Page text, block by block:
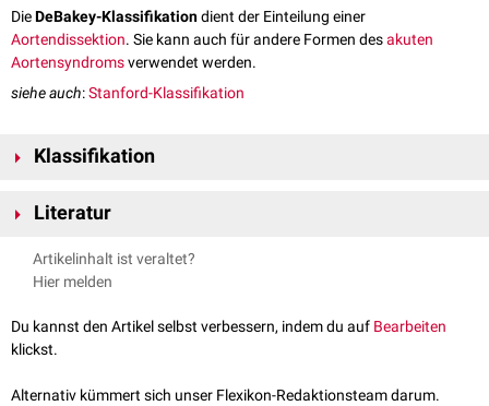
DieDeBakey-Klassifikationdient der Einteilung einer
Aortendissektion. Sie kann auch für andere Formen desakuten
Aortensyndromsverwendet werden.
siehe auch:Stanford-Klassifikation
Klassifikation
Stanford A.
Typ III: nur Aorta descendens nach Abgang der linken
subclaviabetroffen. Entspricht Stanford B.
Literatur
DeBakey et al., Dissecting Aneurysms of the Aorta
of North America, 1966.
Artikelinhalt ist veraltet?
Hier melden
Du kannst den Artikel selbst verbessern, indem du auf Bearbeiten
klickst.
Alternativ kümmert sich unser Flexikon-Redaktionsteam darum.